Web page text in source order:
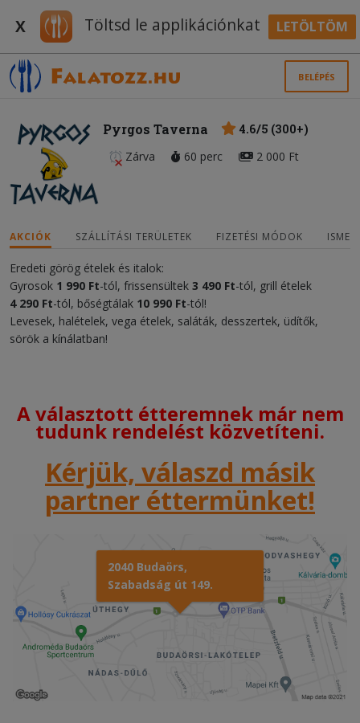
X Töltsd le applikációnkat LETÖLTÖM
BELÉPÉS
Pyrgos Taverna
4.6/5 (300+)
Zárva
60 perc 2 000 Ft
AKCIÓK SZÁLLÍTÁSI TERÜLETEK FIZETÉSI MÓDOK
Eredeti görög ételek és italok:
Gyrosok 1 990 Ft-tól, frissensültek 3 490 Ft-tól, grill ételek
4 290 Ft-tól, bőségtálak 10 990 Ft-tól!
Levesek, halételek, vega ételek, saláták, desszertek, üdítők,
sörök a kínálatban!
A választott étteremnek már nem
tudunk rendelést közvetíteni.
Kérjük, válaszd másik
partner éttermünket!
2040 Budaörs,
Szabadság út 149.